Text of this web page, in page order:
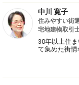
中川 寛子
住みやすい街
宅地建物取引
30年以上住
て集めた街情